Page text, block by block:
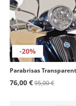
-20%
76,00 €95,00 €